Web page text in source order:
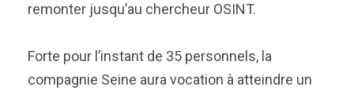
remonter jusqu’au chercheur OSINT.
Forte pour l’instant de 35 personnels, la
compagnie Seine aura vocation à atteindre un